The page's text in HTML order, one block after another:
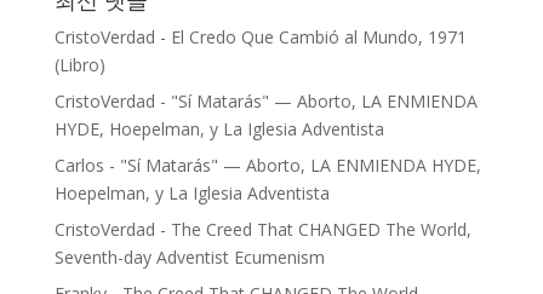
CristoVerdad - El Credo Que Cambió al Mundo, 1971
(Libro)
CristoVerdad - "Sí Matarás" — Aborto, LA ENMIENDA
HYDE, Hoepelman, y La Iglesia Adventista
Carlos - "Sí Matarás" — Aborto, LA ENMIENDA HYDE,
Hoepelman, y La Iglesia Adventista
CristoVerdad - The Creed That CHANGED The World,
Seventh-day Adventist Ecumenism